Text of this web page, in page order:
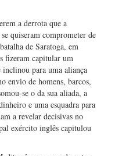
a derrota que a
quiseram comprometer de
de Saratoga, em
fizeram capitular um
para uma aliança
envio de homens, barcos,
se o da sua aliada, a
e uma esquadra para
a revelar decisivas no
exército inglês capitulou